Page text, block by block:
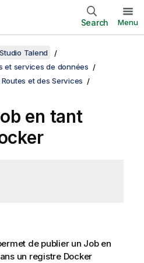
Search Menu
Talend
et services de données
et des Services
en tant
de publier un Job en
un registre Docker